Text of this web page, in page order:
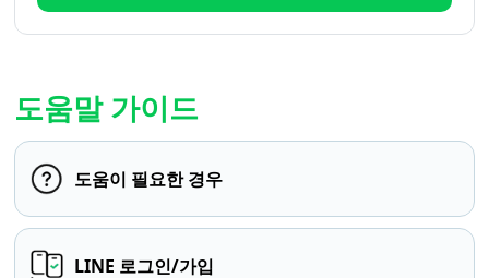
도움말 가이드
도움이 필요한 경우
LINE 로그인/가입